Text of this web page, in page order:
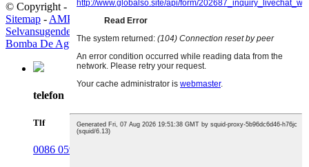
© Copyright - 2010-2023: Alle rettigheder forbeholdes.
Sitemap - AMP mobil
Selvansugende pumpe
Bomba De Agua,Pumpe,Vand Pompa
telefon
Tlf
0086 0591-83987309